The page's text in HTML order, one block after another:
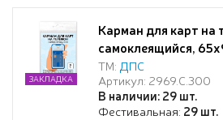
Карман для карт на
самоклеящийся,
упак. 2шт.
ТМ: ДПС
Артикул: 2969.С.300
В наличии: 29 шт.
Фестивальная: 29 шт.
ЗАКЛАДКА